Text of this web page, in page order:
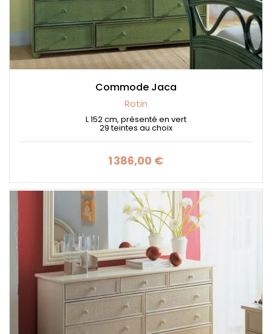
Commode Jaca
Rotin
L 152 cm, présenté en vert
29 teintes au choix
Prix
1 386,00 €